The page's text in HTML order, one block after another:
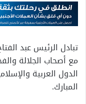
تبادل الرئيس عبد
مع أصحاب الجلالة
الدول العربية
المبارك.